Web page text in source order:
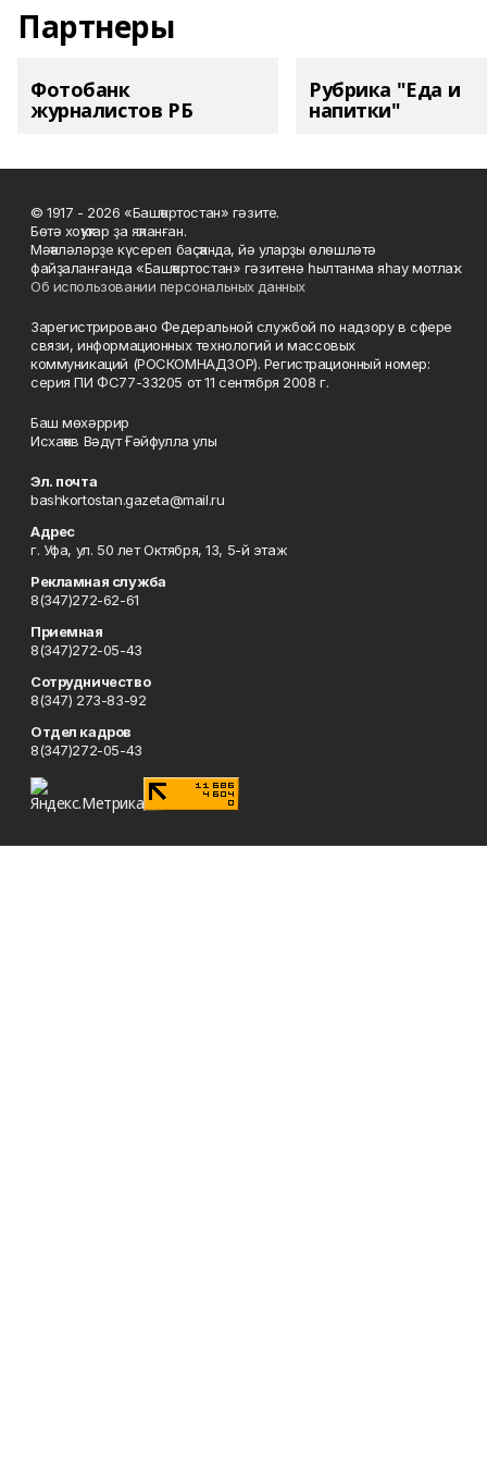
Партнеры
Фотобанк
журналистов РБ
Рубрика "Еда и
напитки"
© 1917 - 2026 «Башҡортостан» гәзите.
Бөтә хоҡуҡтар ҙа яҡланған.
Мәҡәләләрҙе күсереп баҫҡанда, йә уларҙы өлөшләтә
файҙаланғанда «Башҡортостан» гәзитенә һылтанма яһау мотлаҡ.
Об использовании персональных данных
Зарегистрировано Федеральной службой по надзору в сфере
связи, информационных технологий и массовых
коммуникаций (РОСКОМНАДЗОР). Регистрационный номер:
серия ПИ ФС77-33205 от 11 сентября 2008 г.
Баш мөхәррир
Исхаҡов Вәдүт Ғәйфулла улы
Эл. почта
bashkortostan.gazeta@mail.ru
Адрес
г. Уфа, ул. 50 лет Октября, 13, 5-й этаж
Рекламная служба
8(347)272-62-61
Приемная
8(347)272-05-43
Сотрудничество
8(347) 273-83-92
Отдел кадров
8(347)272-05-43